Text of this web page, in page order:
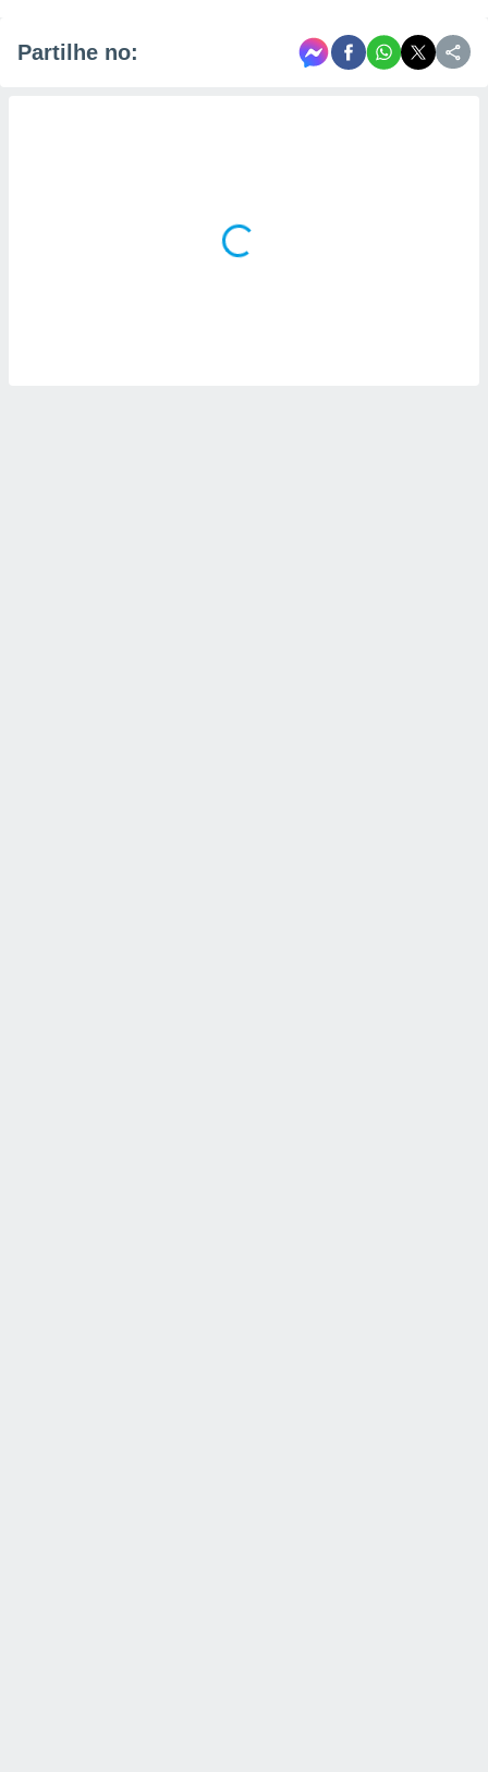
Partilhe no: